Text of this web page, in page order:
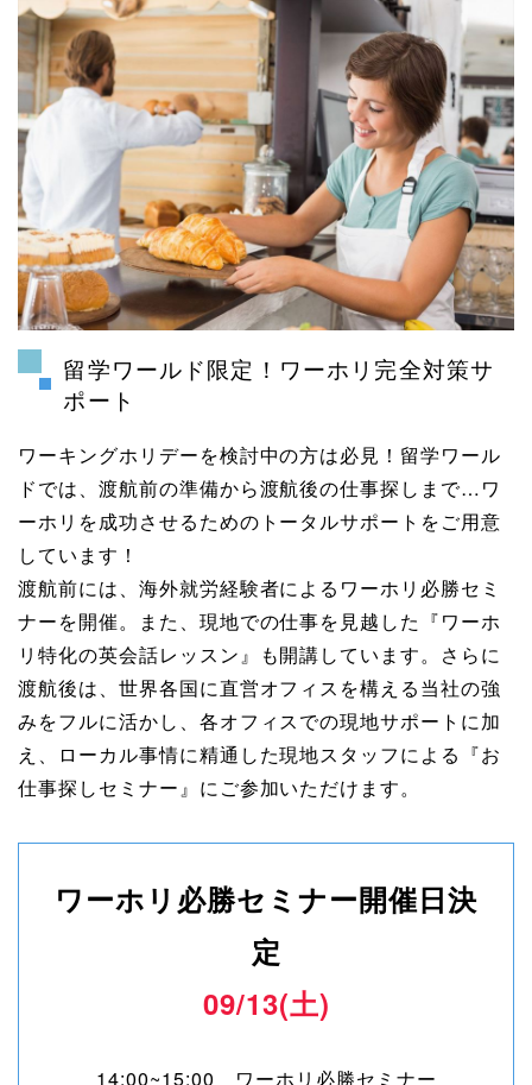
留学ワールド限定！ワーホリ完全対策サ
ポート
ワーキングホリデーを検討中の方は必見！留学ワール
ドでは、渡航前の準備から渡航後の仕事探しまで…ワ
ーホリを成功させるためのトータルサポートをご用意
しています！
渡航前には、海外就労経験者によるワーホリ必勝セミ
ナーを開催。また、現地での仕事を見越した『ワーホ
リ特化の英会話レッスン』も開講しています。さらに
渡航後は、世界各国に直営オフィスを構える当社の強
みをフルに活かし、各オフィスでの現地サポートに加
え、ローカル事情に精通した現地スタッフによる『お
仕事探しセミナー』にご参加いただけます。
ワーホリ必勝セミナー開催日決
定
09/13(土)
14:00~15:00 ワーホリ必勝セミナー